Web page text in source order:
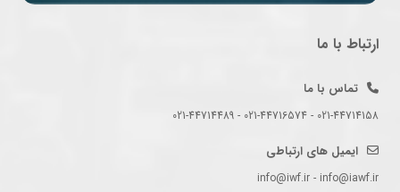
ارتباط با ما
تماس با ما
021-44714158 - 021-44716574 - 021-44714489
ایمیل های ارتباطی
info@iwf.ir - info@iawf.ir